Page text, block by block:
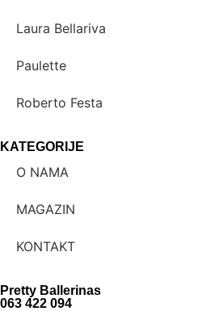
Laura Bellariva
Paulette
Roberto Festa
KATEGORIJE
O NAMA
MAGAZIN
KONTAKT
Pretty Ballerinas
063 422 094